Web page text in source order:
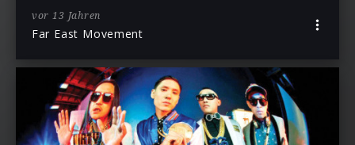
vor 13 Jahren
Far East Movement